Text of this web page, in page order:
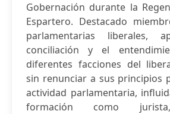
Gobernación durante la
Espartero. Destacado
parlamentarias liberales,
conciliación y el
diferentes facciones del
sin renunciar a sus principios
actividad parlamentaria,
formación como